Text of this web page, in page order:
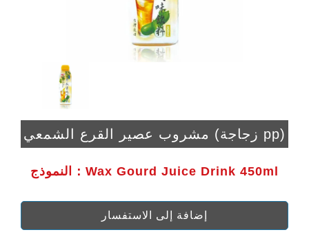
مشروب عصير القرع الشمعي (زجاجة pp)
النموذج：Wax Gourd Juice Drink 450ml
إضافة إلى الاستفسار